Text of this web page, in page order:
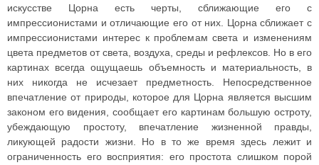
искусстве Цорна есть черты, сближающие его с
импрессионистами и отличающие его от них. Цорна сближает с
импрессионистами интерес к проблемам света и изменениям
цвета предметов от света, воздуха, среды и рефлексов. Но в его
картинах всегда ощущаешь объемность и материальность, в
них никогда не исчезает предметность. Непосредственное
впечатление от природы, которое для Цорна является высшим
законом его видения, сообщает его картинам большую остроту,
убеждающую простоту, впечатление жизненной правды,
ликующей радости жизни. Но в то же время здесь лежит и
ограниченность его восприятия: его простота слишком порой